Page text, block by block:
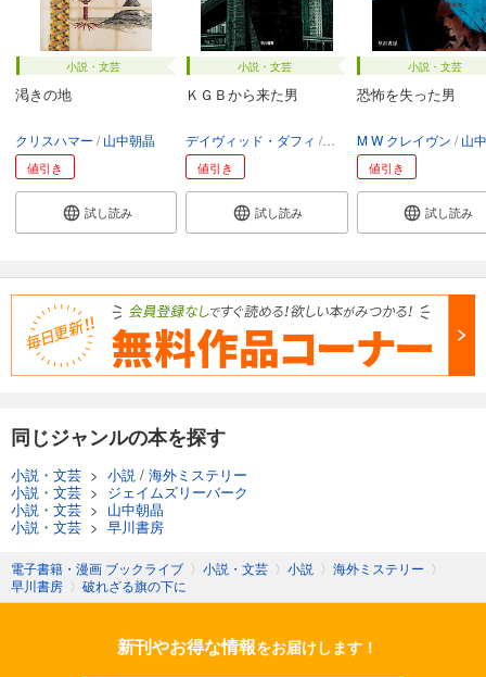
小説・文芸
渇きの地
クリスハマー 山中朝晶
値引き
試し読み
小説・文芸
ＫＧＢから来た男
デイヴィッド・ダフィ 山中朝晶
値引き
試し読み
小説・文芸
恐怖を失った男
M W クレイヴン 山
値引き
試し読み
同じジャンルの本を探す
小説・文芸 > 小説 / 海外ミステリー
小説・文芸 > ジェイムズリーバーク
小説・文芸 > 山中朝晶
小説・文芸 > 早川書房
電子書籍・漫画 ブックライブ 〉 小説・文芸 〉 小説 〉 海外ミステリー 〉
早川書房 〉 破れざる旗の下に
新刊やお得な情報をお届けします！